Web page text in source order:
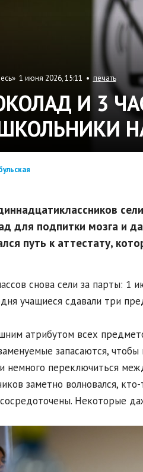
1 июня 2026, 15:11 • печать
И 3
для подпитки мозга и
путь к аттестату,
снова сели за парты: 1
учащиеся сдавали три
атрибутом всех
запасаются,
немного переключиться
заметно волновался,
Некоторые